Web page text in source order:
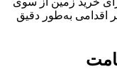
اقدامی به‌طور دقیق